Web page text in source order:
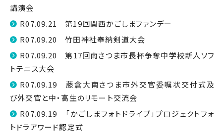
講演会
R07.09.21 第19回関西かごしまファンデー
R07.09.20 竹田神社奉納剣道大会
R07.09.20 第17回南さつま市長杯争奪中学校新人ソフ
トテニス大会
R07.09.19 藤倉大南さつま市外交官委嘱状交付式及
び外交官と中・高生のリモート交流会
R07.09.19 「かごしまフォトドライブ」プロジェクトフォ
トドラアワード認定式